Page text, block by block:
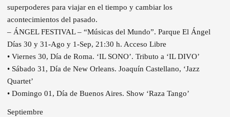
superpoderes para viajar en el tiempo y cambiar los
acontecimientos del pasado.
– ÁNGEL FESTIVAL – “Músicas del Mundo”. Parque El Ángel
Días 30 y 31-Ago y 1-Sep, 21:30 h. Acceso Libre
• Viernes 30, Día de Roma. ‘IL SONO’. Tributo a ‘IL DIVO’
• Sábado 31, Día de New Orleans. Joaquín Castellano, ‘Jazz
Quartet’
• Domingo 01, Día de Buenos Aires. Show ‘Raza Tango’
Septiembre